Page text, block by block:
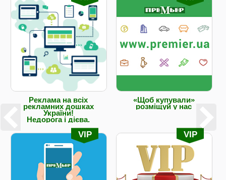
Реклама на всіх
рекламних дошках
України!
Недорога і дієва.
«Щоб купували»
розміщуй у нас
VIP VIP